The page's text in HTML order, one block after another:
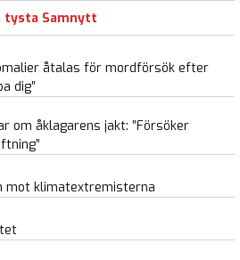
tysta Samnytt
åtalas för mordförsök efter
dig”
om åklagarens jakt: ”Försöker
mot klimatextremisterna